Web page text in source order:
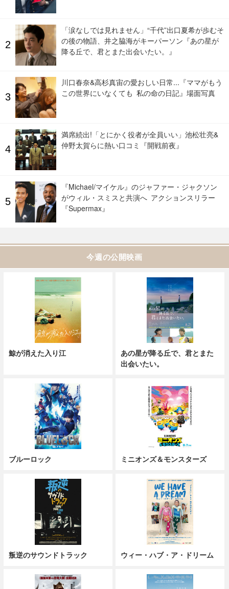
「涙なしでは見れません」“千代”出口夏希が歩むそ
の後の物語、井之脇海がキーパーソン『あの星が
降る丘で、君とまた出会いたい。』
川口春奈&高杉真宙の愛おしい日常...『ママがもう
この世界にいなくても 私の命の日記』場面写真
満席続出!「とにかく役者が全員いい」池松壮亮&
仲野太賀らに熱い口コミ『開戦前夜』
『Michael/マイケル』のジャファー・ジャクソン
がウィル・スミスと共演へ アクションスリラー
『Supermax』
今週の公開映画
鯨が消えた入り江
あの星が降る丘で、君とまた
出会いたい。
ブルーロック ミニオンズ＆モンスターズ
叛逆のサウンドトラック ウィー・ハブ・ア・ドリーム